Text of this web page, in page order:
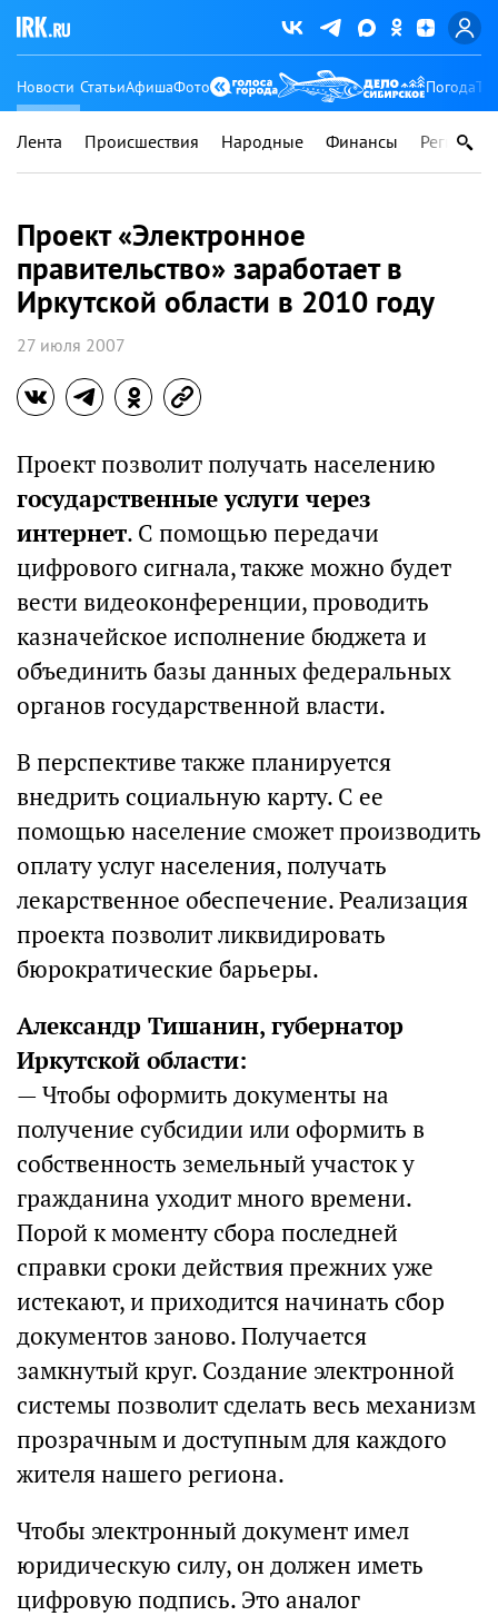
Новости СтатьиАфишаФото Погода
Лента Происшествия Народные Финансы Регионы
Проект «Электронное
правительство» заработает в
Иркутской области в 2010 году
27 июля 2007
Проект позволит получать населению
государственные услуги через
интернет. С помощью передачи
цифрового сигнала, также можно будет
вести видеоконференции, проводить
казначейское исполнение бюджета и
объединить базы данных федеральных
органов государственной власти.
В перспективе также планируется
внедрить социальную карту. С ее
помощью население сможет производить
оплату услуг населения, получать
лекарственное обеспечение. Реализация
проекта позволит ликвидировать
бюрократические барьеры.
Александр Тишанин, губернатор
Иркутской области:
— Чтобы оформить документы на
получение субсидии или оформить в
собственность земельный участок у
гражданина уходит много времени.
Порой к моменту сбора последней
справки сроки действия прежних уже
истекают, и приходится начинать сбор
документов заново. Получается
замкнутый круг. Создание электронной
системы позволит сделать весь механизм
прозрачным и доступным для каждого
жителя нашего региона.
Чтобы электронный документ имел
юридическую силу, он должен иметь
цифровую подпись. Это аналог